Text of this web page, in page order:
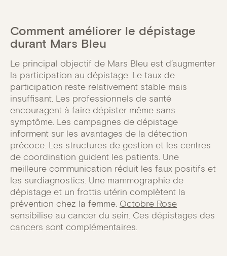
Comment améliorer le dépistage
durant Mars Bleu
Le principal objectif de Mars Bleu est d’augmenter
la participation au dépistage. Le taux de
participation reste relativement stable mais
insuffisant. Les professionnels de santé
encouragent à faire dépister même sans
symptôme. Les campagnes de dépistage
informent sur les avantages de la détection
précoce. Les structures de gestion et les centres
de coordination guident les patients. Une
meilleure communication réduit les faux positifs et
les surdiagnostics. Une mammographie de
dépistage et un frottis utérin complètent la
prévention chez la femme. Octobre Rose
sensibilise au cancer du sein. Ces dépistages des
cancers sont complémentaires.